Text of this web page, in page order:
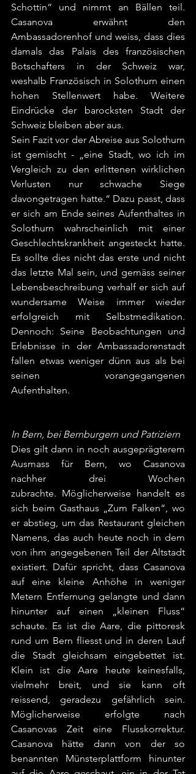
Schottin“ und nimmt an Bällen teil.
Casanova erwähnt den
Ambassadorenhof und weiss, dass dies
damals das Palais des französischen
Botschafters in der Schweiz war,
weshalb Französisch in Solothurn einen
hohen Stellenwert habe. Weitere
Eindrücke der barocksten Stadt der
Schweiz bleiben aber aus.
Sein Fazit vor der Abreise aus Solothurn
ist gemischt - „eine Stadt, wo ich im
Vergleich zu den erlittenen wirklichen
Verlusten nur schwache Siege
davongetragen hatte.“ Dazu passt, dass
er sich am Ende seines Aufenthaltes in
Solothurn wahrscheinlich mit einer
Geschlechtskrankheit angesteckt hatte.
Es sollte dies nicht das erste und nicht
das letzte Mal sein, und gemäss seiner
Lebensbeschreibung verhalf er sich auf
wundersame Weise immer wieder
erfolgreich mit Selbstmedikation.
Dennoch: Seine Beobachtungen und
Erlebnisse in der Ambassadorenstadt
fallen etwas weniger dünn aus als bei
seinen vorangegangenen
Aufenthalten.
In Bern, bei Bernburgern und Patriziern
Dies gilt dann in noch ausgeprägterem
Ausmass für Bern, wo Casanova
nachher drei Wochen
zubrachte. Möglicherweise handelt es
sich beim Gasthaus „Zum Falken“, wo
er abstieg, um das Restaurant gleichen
Namens, das auch heute noch in dem
von ihm angegebenen Teil der Altstadt
existiert. Dafür spricht, dass Casanova
auf eine kleine Anhöhe in weniger
Metern Entfernung gelangte und dann
hinunter auf einen „kleinen Fluss“
schaute. Es ist die Aare, die pittoresk
rund um Bern fliesst und in deren Lauf
die Stadt gleichsam eingebettet ist.
Klein ist die Aare heute keinesfalls,
vielmehr breit, und sie kann oft
reissend, geradezu gefährlich sein.
Möglicherweise erfolgte nach
Casanovas Zeit eine Flusskorrektur.
Casanova hätte dann von der so
benannten Münsterplattform hinunter